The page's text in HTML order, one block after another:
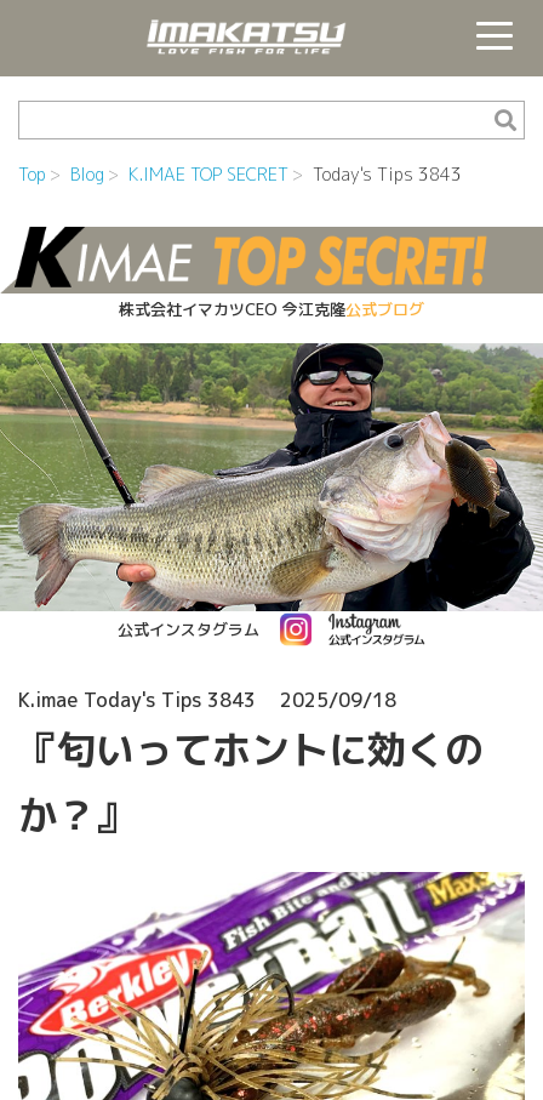
Top Blog K.IMAE TOP SECRET Today's Tips 3843
株式会社イマカツCEO 今江克隆公式ブログ
公式インスタグラム
K.imae Today's Tips 3843 2025/09/18
『匂いってホントに効くの
か？』